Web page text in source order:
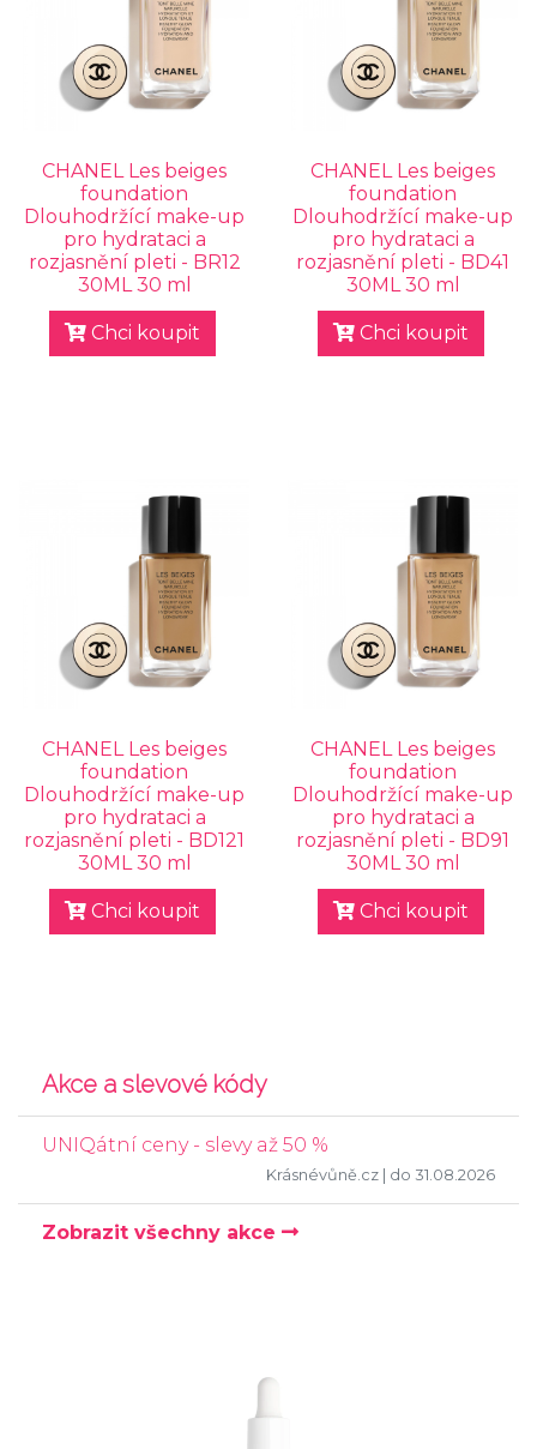
CHANEL Les beiges
foundation
Dlouhodržící make-up
pro hydrataci a
rozjasnění pleti - BR12
30ML 30 ml
Chci koupit
CHANEL Les beiges
foundation
Dlouhodržící make-up
pro hydrataci a
rozjasnění pleti - BD41
30ML 30 ml
Chci koupit
CHANEL Les beiges
foundation
Dlouhodržící make-up
pro hydrataci a
rozjasnění pleti - BD121
30ML 30 ml
Chci koupit
CHANEL Les beiges
foundation
Dlouhodržící make-up
pro hydrataci a
rozjasnění pleti - BD91
30ML 30 ml
Chci koupit
Akce a slevové kódy
UNIQátní ceny - slevy až 50 %
Krásnévůně.cz | do 31.08.2026
Zobrazit všechny akce